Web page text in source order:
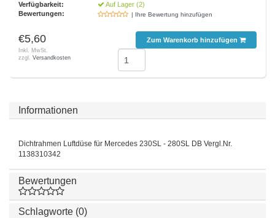
Verfügbarkeit:
Auf Lager (2)
Bewertungen:
| Ihre Bewertung hinzufügen
€5,60
Inkl. MwSt.
zzgl. Versandkosten
Zum Warenkorb hinzufügen
Informationen
Dichtrahmen Luftdüse für Mercedes 230SL - 280SL DB Vergl.Nr.
1138310342
Bewertungen
Schlagworte (0)